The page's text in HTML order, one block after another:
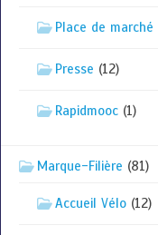
Place de marché
Presse (12)
Rapidmooc (1)
Marque-Filière (81)
Accueil Vélo (12)